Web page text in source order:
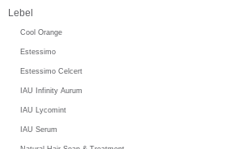
Lebel
Cool Orange
Estessimo
Estessimo Celcert
IAU Infinity Aurum
IAU Lycomint
IAU Serum